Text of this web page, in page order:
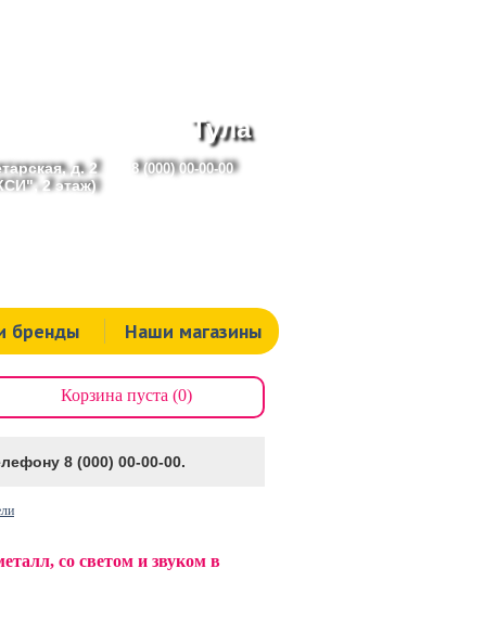
Тула
д. 2
2 этаж)
8 (000) 00-00-00
бренды Наши магазины
Корзина пуста (0)
8 (000) 00-00-00.
со светом и звуком в